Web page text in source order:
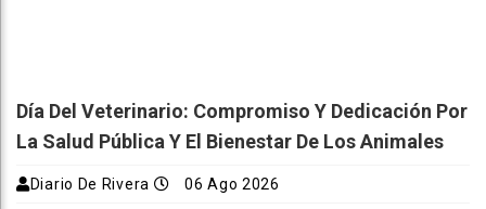
Día Del Veterinario: Compromiso Y Dedicación Por
La Salud Pública Y El Bienestar De Los Animales
Diario De Rivera 06 Ago 2026